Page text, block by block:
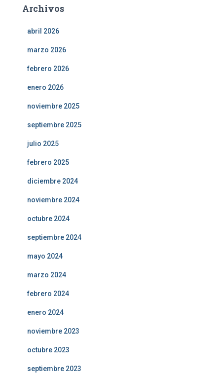
Archivos
abril 2026
marzo 2026
febrero 2026
enero 2026
noviembre 2025
septiembre 2025
julio 2025
febrero 2025
diciembre 2024
noviembre 2024
octubre 2024
septiembre 2024
mayo 2024
marzo 2024
febrero 2024
enero 2024
noviembre 2023
octubre 2023
septiembre 2023